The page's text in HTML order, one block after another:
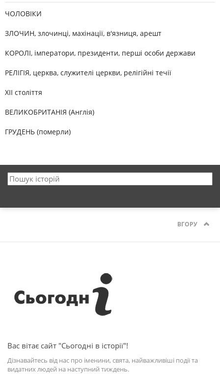
ЧОЛОВІКИ
ЗЛОЧИН, злочинці, махінації, в'язниця, арешт
КОРОЛІ, імператори, президенти, перші особи держави
РЕЛІГІЯ, церква, служителі церкви, релігійні течії
XII століття
ВЕЛИКОБРИТАНІЯ (Англія)
ГРУДЕНЬ (померли)
ВГОРУ
Вас вітає сайт "Сьогодні в історії"!
Дізнавайтесь від нас про іменини, свята, найважливіші події та
видатних людей на наступний тиждень.